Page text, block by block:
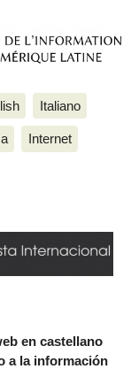
Italiano
Internet
en castellano
a la información